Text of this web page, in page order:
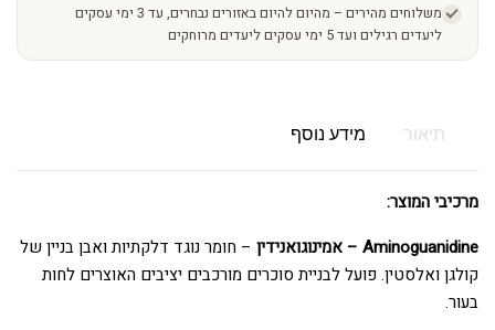
משלוחים מהירים – מהיום להיום באזורים נבחרים, עד 3 ימי עסקים
ליעדים רגילים ועד 5 ימי עסקים ליעדים מרוחקים
תיאור מידע נוסף
מרכיבי המוצר:
Aminoguanidine – אמינוגואנידין
– חומר נוגד דלקתיות ואבן בניין של
קולגן ואלסטין. פועל לבניית סוכרים מורכבים יציבים האוצרים לחות
בעור.